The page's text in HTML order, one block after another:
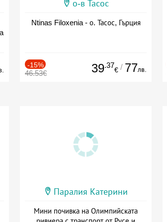
о-в Тасос
Ntinas Filoxenia - о. Тасос, Гърция
-15%
46.53€ 39.37
€ / 77лв.
Паралия Катерини
Мини почивка на Олимпийската